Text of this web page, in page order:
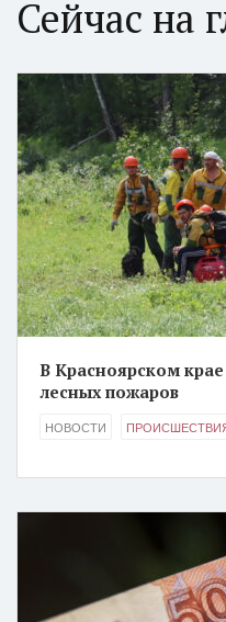
Сейчас на
В Красноярском
лесных пожаров
НОВОСТИ